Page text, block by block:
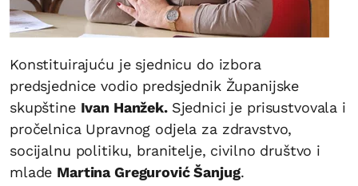
Konstituirajuću je sjednicu do izbora
predsjednice vodio predsjednik Županijske
skupštine Ivan Hanžek. Sjednici je prisustvovala i
pročelnica Upravnog odjela za zdravstvo,
socijalnu politiku, branitelje, civilno društvo i
mlade Martina Gregurović Šanjug.